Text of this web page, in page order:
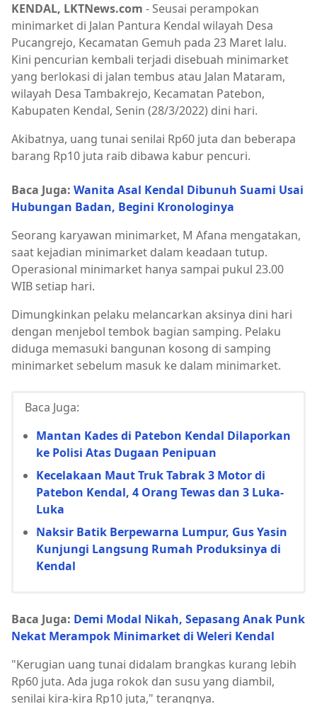
KENDAL, LKTNews.com - Seusai perampokan
minimarket di Jalan Pantura Kendal wilayah Desa
Pucangrejo, Kecamatan Gemuh pada 23 Maret lalu.
Kini pencurian kembali terjadi disebuah minimarket
yang berlokasi di jalan tembus atau Jalan Mataram,
wilayah Desa Tambakrejo, Kecamatan Patebon,
Kabupaten Kendal, Senin (28/3/2022) dini hari.
Akibatnya, uang tunai senilai Rp60 juta dan beberapa
barang Rp10 juta raib dibawa kabur pencuri.
Baca Juga: Wanita Asal Kendal Dibunuh Suami Usai
Hubungan Badan, Begini Kronologinya
Seorang karyawan minimarket, M Afana mengatakan,
saat kejadian minimarket dalam keadaan tutup.
Operasional minimarket hanya sampai pukul 23.00
WIB setiap hari.
Dimungkinkan pelaku melancarkan aksinya dini hari
dengan menjebol tembok bagian samping. Pelaku
diduga memasuki bangunan kosong di samping
minimarket sebelum masuk ke dalam minimarket.
Baca Juga:
Mantan Kades di Patebon Kendal Dilaporkan
ke Polisi Atas Dugaan Penipuan
Kecelakaan Maut Truk Tabrak 3 Motor di
Patebon Kendal, 4 Orang Tewas dan 3 Luka-
Luka
Naksir Batik Berpewarna Lumpur, Gus Yasin
Kunjungi Langsung Rumah Produksinya di
Kendal
Baca Juga: Demi Modal Nikah, Sepasang Anak Punk
Nekat Merampok Minimarket di Weleri Kendal
"Kerugian uang tunai didalam brangkas kurang lebih
Rp60 juta. Ada juga rokok dan susu yang diambil,
senilai kira-kira Rp10 juta," terangnya.